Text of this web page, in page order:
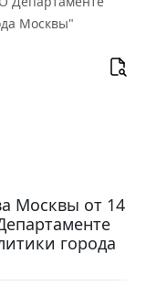
Москвы"
Москвы от 14
города